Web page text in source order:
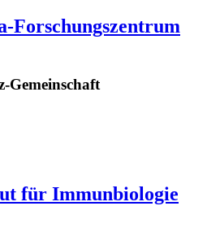
Forschungszentrum
Gemeinschaft
für Immunbiologie